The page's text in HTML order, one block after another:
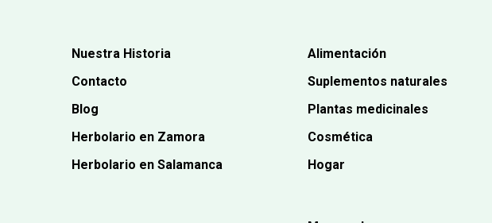
Nuestra Historia
Contacto
Blog
Herbolario en Zamora
Herbolario en Salamanca
Alimentación
Suplementos naturales
Plantas medicinales
Cosmética
Hogar